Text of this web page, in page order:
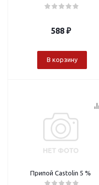
588₽
В корзину
Припой Castolin 5 %